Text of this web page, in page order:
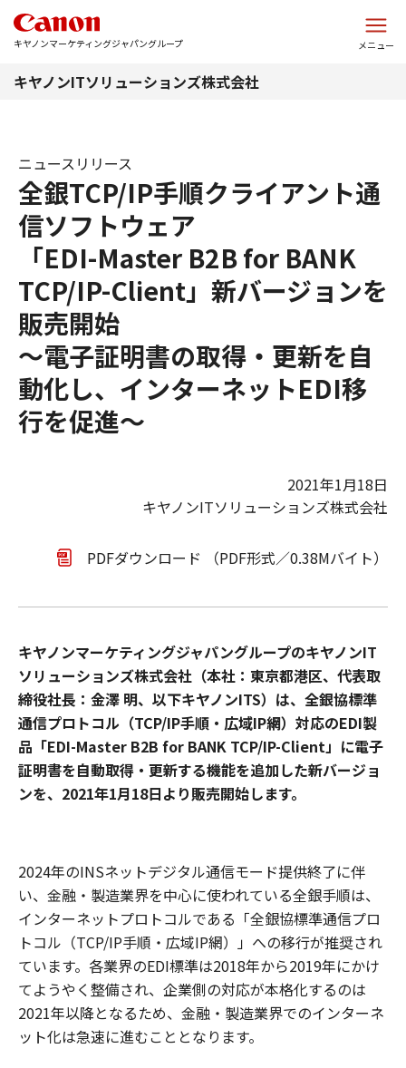
キヤノンマーケティングジャパングループ メニュー
キヤノンITソリューションズ株式会社
全銀TCP/IP手順クライアント通
信ソフトウェア
「EDI-Master B2B for BANK
TCP/IP-Client」新バージョンを
販売開始
～電子証明書の取得・更新を自
動化し、インターネットEDI移
行を促進～
ニュースリリース
2021年1月18日
キヤノンITソリューションズ株式会社
PDFダウンロード （PDF形式／0.38Mバイト）
キヤノンマーケティングジャパングループのキヤノンIT
ソリューションズ株式会社（本社：東京都港区、代表取
締役社長：金澤 明、以下キヤノンITS）は、全銀協標準
通信プロトコル（TCP/IP手順・広域IP網）対応のEDI製
品「EDI-Master B2B for BANK TCP/IP-Client」に電子
証明書を自動取得・更新する機能を追加した新バージョ
ンを、2021年1月18日より販売開始します。
2024年のINSネットデジタル通信モード提供終了に伴
い、金融・製造業界を中心に使われている全銀手順は、
インターネットプロトコルである「全銀協標準通信プロ
トコル（TCP/IP手順・広域IP網）」への移行が推奨され
ています。各業界のEDI標準は2018年から2019年にかけ
てようやく整備され、企業側の対応が本格化するのは
2021年以降となるため、金融・製造業界でのインターネ
ット化は急速に進むこととなります。